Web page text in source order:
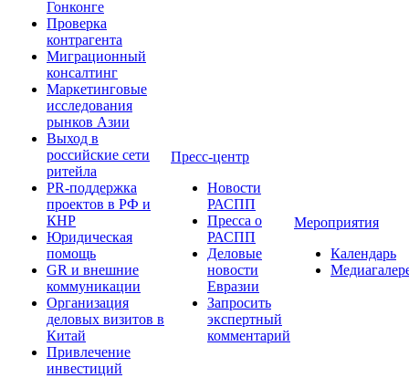
Гонконге
Проверка
контрагента
Миграционный
консалтинг
Маркетинговые
исследования
рынков Азии
Выход в
российские сети
ритейла
PR-поддержка
проектов в РФ и
КНР
Юридическая
помощь
GR и внешние
коммуникации
Организация
деловых визитов в
Китай
Привлечение
инвестиций
Пресс-центр
Новости
РАСПП
Пресса о
РАСПП
Деловые
новости
Евразии
Запросить
экспертный
комментарий
Мероприятия
Календарь